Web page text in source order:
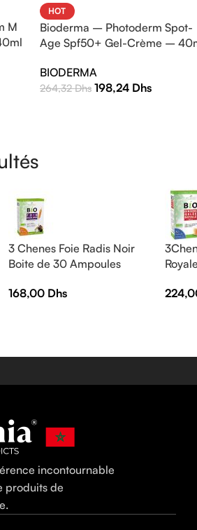
M
HOT
Bioderma – Photoderm Spot-
Age Spf50+ Gel-Crème –
BIODERMA
264,32Dhs 198,24 Dhs
3 Chenes Foie Radis Noir
Boite de 30 Ampoules
168,00 Dhs
incontournable
produits de